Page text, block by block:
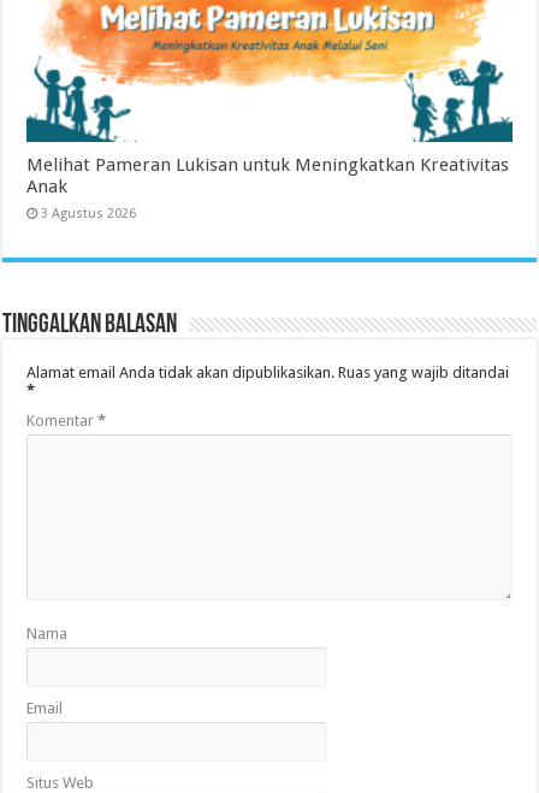
Melihat Pameran Lukisan untuk Meningkatkan Kreativitas
Anak
3 Agustus 2026
Tinggalkan Balasan
Alamat email Anda tidak akan dipublikasikan. Ruas yang wajib ditandai
*
Komentar*
Nama
Email
Situs Web